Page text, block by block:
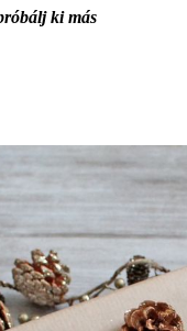
ki más